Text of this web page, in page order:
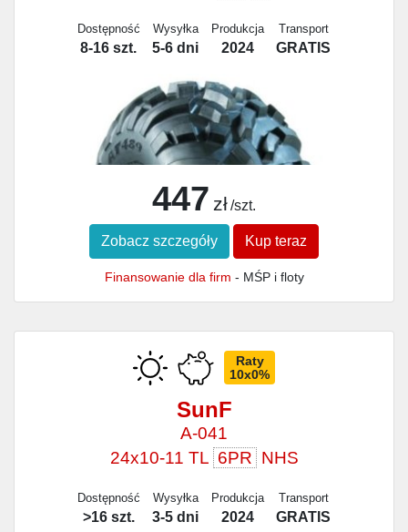
Dostępność
8-16 szt.
Wysyłka
5-6 dni
Produkcja
2024
Transport
GRATIS
447 zł /szt.
Zobacz szczegóły Kup teraz
Finansowanie dla firm - MŚP i floty
Raty
10x0%
SunF
A-041
24x10-11 TL 6PR NHS
Dostępność
>16 szt.
Wysyłka
3-5 dni
Produkcja
2024
Transport
GRATIS